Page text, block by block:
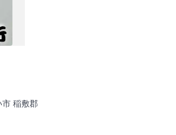
市 稲敷郡